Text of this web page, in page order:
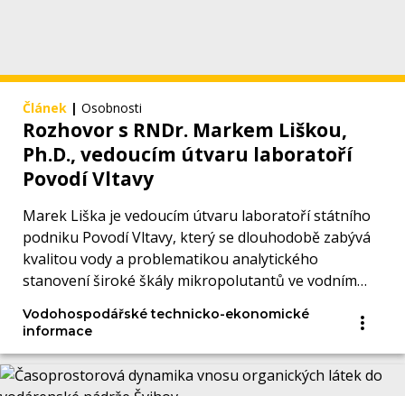
Článek | Osobnosti
Rozhovor s RNDr. Markem Liškou,
Ph.D., vedoucím útvaru laboratoří
Povodí Vltavy
Marek Liška je vedoucím útvaru laboratoří státního
podniku Povodí Vltavy, který se dlouhodobě zabývá
kvalitou vody a problematikou analytického
stanovení široké škály mikropolutantů ve vodním
Vodohospodářské technicko-ekonomické
informace